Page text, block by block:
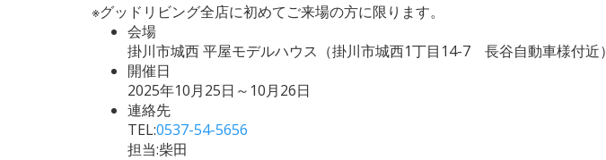
※グッドリビング全店に初めてご来場の方に限ります。
会場
掛川市城西 平屋モデルハウス（掛川市城西1丁目14-7 長谷自動車様付近）
開催日
2025年10月25日～10月26日
連絡先
TEL:0537-54-5656
担当:柴田